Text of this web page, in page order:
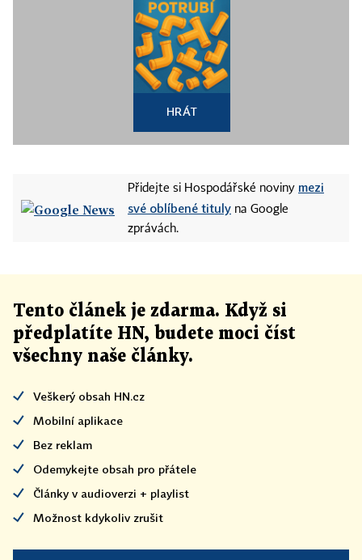
HRÁT
Přidejte si Hospodářské noviny mezi
své oblíbené tituly na Google
zprávách.
Tento článek je zdarma. Když si
předplatíte HN, budete moci číst
všechny naše články.
Veškerý obsah HN.cz
Mobilní aplikace
Bez reklam
Odemykejte obsah pro přátele
Články v audioverzi + playlist
Možnost kdykoliv zrušit